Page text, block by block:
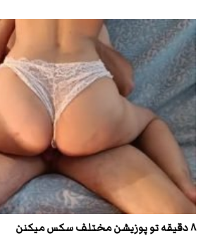
۸ دقیقه تو پوزیشن مختلف سکس میکنن